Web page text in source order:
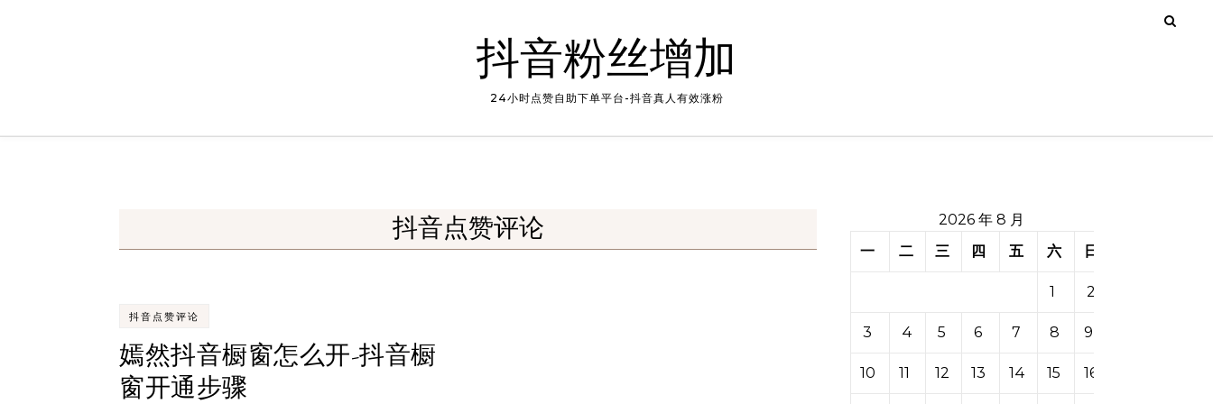
抖音粉丝增加
24小时点赞自助下单平台-抖音真人有效涨粉
抖音点赞评论
抖音点赞评论
嫣然抖音橱窗怎么开-抖音橱
窗开通步骤
2026 年 8 月
一
二 三 四 五 六 日
1 2
3 4 5 6 7 8 9
10 11 12 13 14 15 16